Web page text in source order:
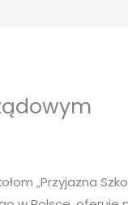
„Przyjazna